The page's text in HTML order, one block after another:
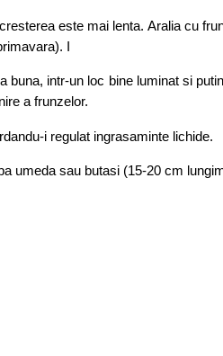
este mai lenta. Aralia cu
I
buna, intr-un loc bine luminat si
a frunzelor.
i regulat ingrasaminte lichide.
umeda sau butasi (15-20 cm